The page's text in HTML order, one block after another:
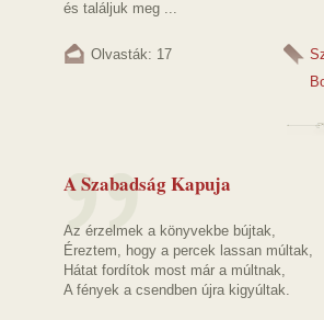
és találjuk meg ...
Olvasták: 17
A Szabadság Kapuja
Az érzelmek a könyvekbe bújtak,
Éreztem, hogy a percek lassan múltak,
Hátat fordítok most már a múltnak,
A fények a csendben újra kigyúltak.